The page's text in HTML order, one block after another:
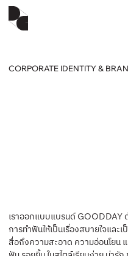
CORPORATE IDENTITY &
เราออกแบบแบรนด์ GOODDAY
การทำฟันให้เป็นเรื่องสบายใจและ
สื่อถึงความสะอาด ความอ่อนโยน